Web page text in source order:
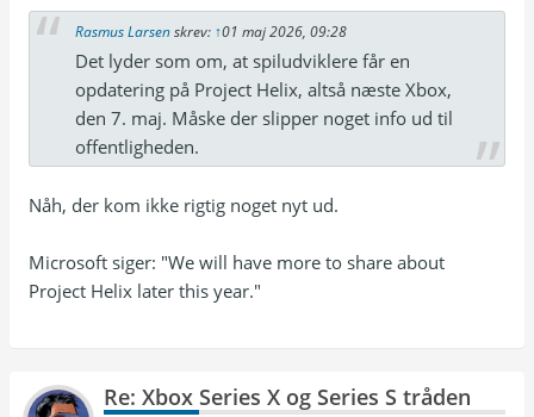
Rasmus Larsenskrev: ↑01 maj 2026, 09:28
Det lyder som om, at spiludviklere får en
opdatering på Project Helix, altså næste Xbox,
den 7. maj. Måske der slipper noget info ud til
offentligheden.
Nåh, der kom ikke rigtig noget nyt ud.
Microsoft siger: "We will have more to share about
Project Helix later this year."
Re: Xbox Series X og Series S tråden